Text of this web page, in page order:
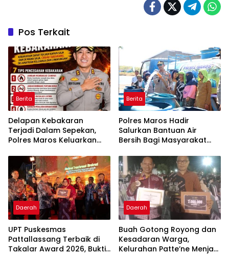
Pos Terkait
Berita
Delapan Kebakaran
Terjadi Dalam Sepekan,
Polres Maros Keluarkan
Masyarakat
Berita
Polres Maros Hadir
Salurkan Bantuan Air
Bersih Bagi Masyarakat
Di Maros
Daerah
UPT Puskesmas
Pattallassang Terbaik di
Takalar Award 2026, Bukti
Daerah
Buah Gotong Royong dan
Kesadaran Warga,
Kelurahan Patte’ne Menjadi